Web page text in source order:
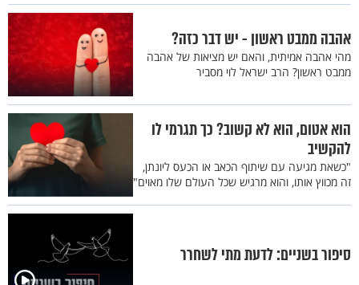
אהבה ממבט ראשון - יש דבר כזה?
מהי אהבה אמיתית, והאם יש מציאות של אהבה
ממבט ראשון? הרב ישראל לוי מסביר
הוא אטום, הוא לא קשוב? כך תגרמי לו
להקשיב
"כשאת מגיעה עם שיתוף הכאב או הכעס ליונתן,
זה מכווץ אותו, והוא מרגיש שכל העולם שלו מאוים"
סיפור בשניים: לדעת מתי לשחרר